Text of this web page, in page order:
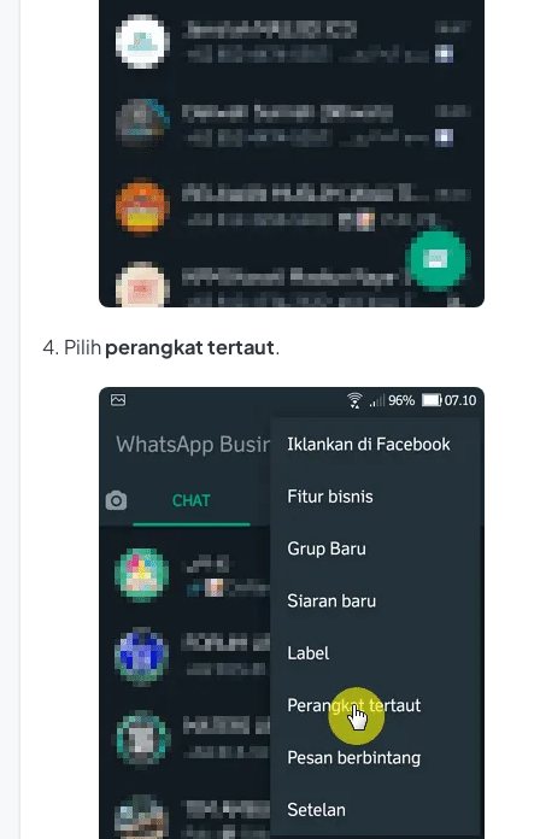
4. Pilihperangkat tertaut.